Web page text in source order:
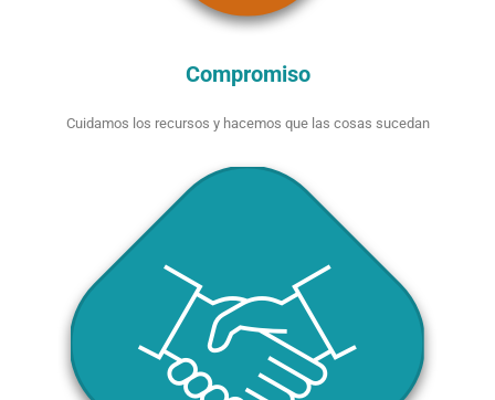
Compromiso
Cuidamos los recursos y hacemos que las cosas sucedan